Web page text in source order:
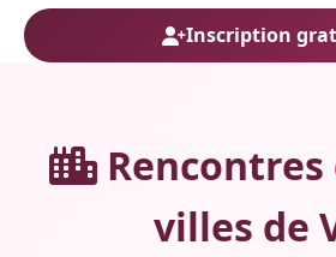
Inscription
Rencontres
villes de